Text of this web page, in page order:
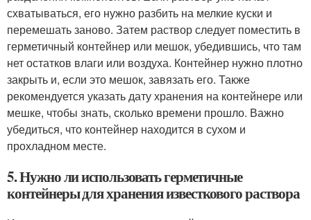
схватываться, его нужно разбить на мелкие куски и
перемешать заново. Затем раствор следует поместить в
герметичный контейнер или мешок, убедившись, что там
нет остатков влаги или воздуха. Контейнер нужно плотно
закрыть и, если это мешок, завязать его. Также
рекомендуется указать дату хранения на контейнере или
мешке, чтобы знать, сколько времени прошло. Важно
убедиться, что контейнер находится в сухом и
прохладном месте.
5. Нужно ли использовать герметичные
контейнеры для хранения известкового раствора